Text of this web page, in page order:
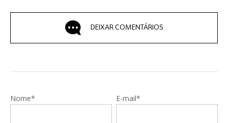
DEIXAR COMENTÁRIOS
Nome* E-mail*